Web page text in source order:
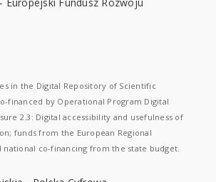
in the Digital Repository of Scientific
financed by Operational Program Digital
2.3: Digital accessibility and usefulness of
funds from the European Regional
national co-financing from the state budget.